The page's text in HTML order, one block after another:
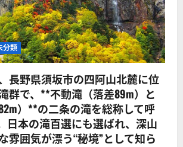
分類
長野県須坂市の四阿山北麓に位
群で、**不動滝（落差89m）と
）**の二条の滝を総称して呼
日本の滝百選にも選ばれ、深山
雰囲気が漂う“秘境”として知ら